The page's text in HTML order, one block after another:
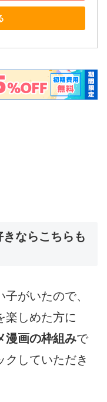
ならこちらも
がいたので、
楽しめた方に
漫画の枠組みで
クしていただき